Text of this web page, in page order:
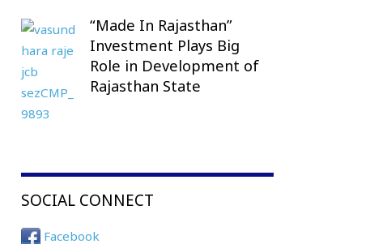
“Made In Rajasthan”
Investment Plays Big
Role in Development of
Rajasthan State
SOCIAL CONNECT
Facebook